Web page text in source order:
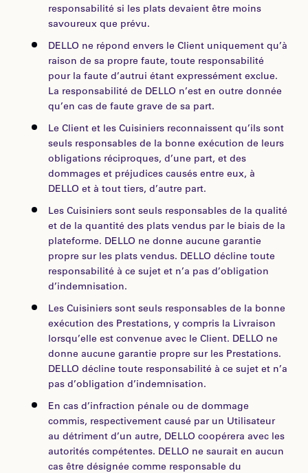
responsabilité si les plats devaient être moins
savoureux que prévu.
DELLO ne répond envers le Client uniquement qu’à
raison de sa propre faute, toute responsabilité
pour la faute d’autrui étant expressément exclue.
La responsabilité de DELLO n’est en outre donnée
qu’en cas de faute grave de sa part.
Le Client et les Cuisiniers reconnaissent qu’ils sont
seuls responsables de la bonne exécution de leurs
obligations réciproques, d’une part, et des
dommages et préjudices causés entre eux, à
DELLO et à tout tiers, d’autre part.
Les Cuisiniers sont seuls responsables de la qualité
et de la quantité des plats vendus par le biais de la
plateforme. DELLO ne donne aucune garantie
propre sur les plats vendus. DELLO décline toute
responsabilité à ce sujet et n’a pas d’obligation
d’indemnisation.
Les Cuisiniers sont seuls responsables de la bonne
exécution des Prestations, y compris la Livraison
lorsqu’elle est convenue avec le Client. DELLO ne
donne aucune garantie propre sur les Prestations.
DELLO décline toute responsabilité à ce sujet et n’a
pas d’obligation d’indemnisation.
En cas d’infraction pénale ou de dommage
commis, respectivement causé par un Utilisateur
au détriment d’un autre, DELLO coopérera avec les
autorités compétentes. DELLO ne saurait en aucun
cas être désignée comme responsable du